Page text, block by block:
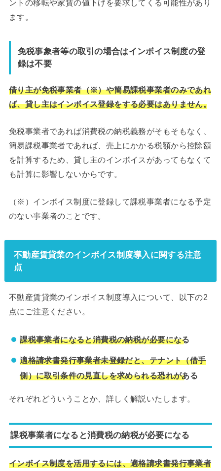
ントの移転や家賃の値下げを要求してくる可能性があり
ます。
免税事象者等の取引の場合はインボイス制度の登
録は不要
借り主が免税事業者（※）や簡易課税事業者のみであれ
ば、貸し主はインボイス登録をする必要はありません。
免税事業者であれば消費税の納税義務がそもそもなく、
簡易課税事業者であれば、売上にかかる税額から控除額
を計算するため、貸し主のインボイスがあってもなくて
も計算に影響しないからです。
（※）インボイス制度に登録して課税事業者になる予定
のない事業者のことです。
不動産賃貸業のインボイス制度導入に関する注意
点
不動産賃貸業のインボイス制度導入について、以下の2
点にご注意ください。
課税事業者になると消費税の納税が必要になる
適格請求書発行事業者未登録だと、テナント（借手
側）に取引条件の見直しを求められる恐れがある
それぞれどういうことか、詳しく解説いたします。
課税事業者になると消費税の納税が必要になる
インボイス制度を活用するには、適格請求書発行事業者